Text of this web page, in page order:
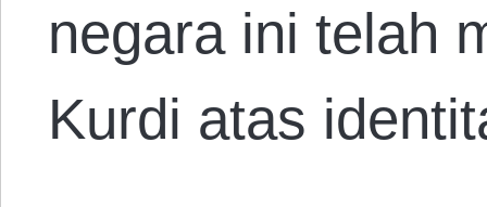
negara ini telah
Kurdi atas